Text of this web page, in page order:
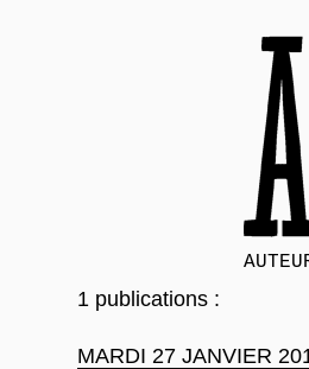
1 publications :
MARDI 27 JANVIER